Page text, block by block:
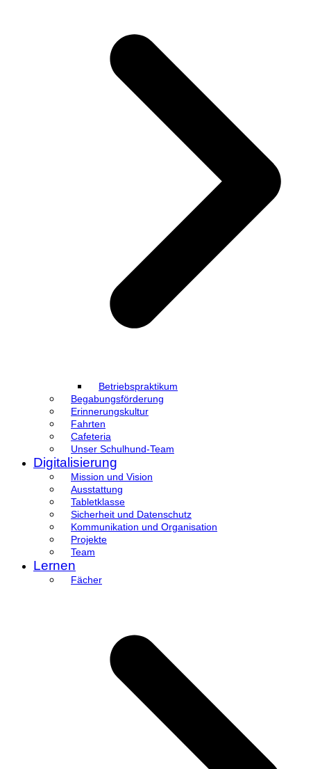
Betriebspraktikum
Begabungsförderung
Erinnerungskultur
Fahrten
Cafeteria
Unser Schulhund-Team
Digitalisierung
Mission und Vision
Ausstattung
Tabletklasse
Sicherheit und Datenschutz
Kommunikation und Organisation
Projekte
Team
Lernen
Fächer